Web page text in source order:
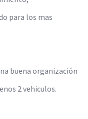
para los mas
buena organización
2 vehiculos.